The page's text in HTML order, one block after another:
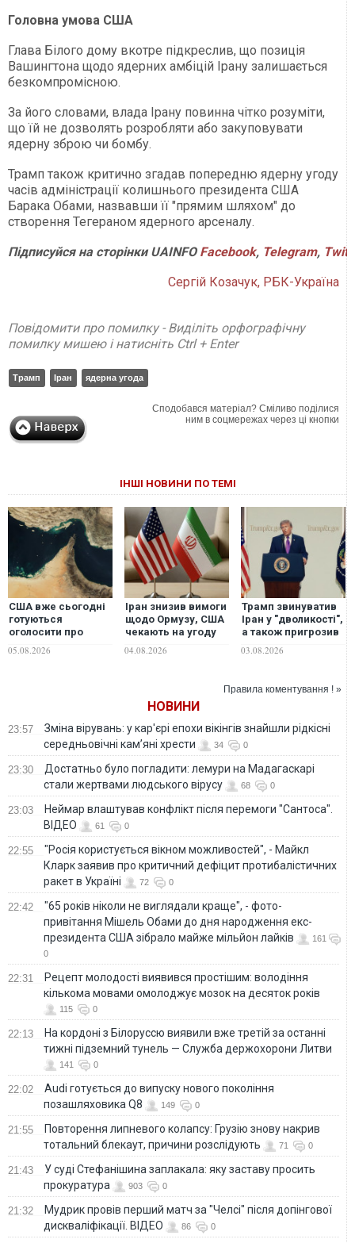
Головна умова США
Глава Білого дому вкотре підкреслив, що позиція
Вашингтона щодо ядерних амбіцій Ірану залишається
безкомпромісною.
За його словами, влада Ірану повинна чітко розуміти,
що їй не дозволять розробляти або закуповувати
ядерну зброю чи бомбу.
Трамп також критично згадав попередню ядерну угоду
часів адміністрації колишнього президента США
Барака Обами, назвавши її "прямим шляхом" до
створення Тегераном ядерного арсеналу.
ПідписуйсянасторінкиUAINFO Facebook, Telegram,
Сергій Козачук, РБК-Україна
Повідомити про помилку - Виділіть орфографічну
помилку мишею і натисніть Ctrl + Enter
Трамп Іран ядерна угода
Сподобався матеріал? Сміливо поділися
ним в соцмережах через ці кнопки
ІНШІ НОВИНИ ПО ТЕМІ
США вже сьогодні
готуються
оголосити про
угоду щодо
Ормузької протоки
05.08.2026
Іран знизив вимоги
щодо Ормузу, США
чекають на угоду
"сьогодні-завтра"
04.08.2026
Трамп звинуватив
Іран у "дволикості",
а також пригрозив
"повною
капітуляцією" і
03.08.2026
Правила коментування ! »
НОВИНИ
23:57
Зміна вірувань: у кар'єрі епохи вікінгів знайшли рідкісні
середньовічні кам’яні хрести
34 0
23:30
Достатньо було погладити: лемури на Мадагаскарі
стали жертвами людського вірусу
68 0
23:03
Неймар влаштував конфлікт після перемоги "Сантоса".
ВІДЕО
61 0
22:55
"Росія користується вікном можливостей", - Майкл
Кларк заявив про критичний дефіцит протибалістичних
ракет в Україні
72 0
22:42
"65 років ніколи не виглядали краще", - фото-
привітання Мішель Обами до дня народження екс-
президента США зібрало майже мільйон лайків
161
0
22:31
Рецепт молодості виявився простішим: володіння
кількома мовами омолоджує мозок на десяток років
115 0
22:13
На кордоні з Білоруссю виявили вже третій за останні
тижні підземний тунель — Служба держохорони Литви
141 0
22:02
Audi готується до випуску нового покоління
позашляховика Q8
149 0
21:55
Повторення липневого колапсу: Грузію знову накрив
тотальний блекаут, причини розслідують
71 0
21:43
У суді Стефанішина заплакала: яку заставу просить
прокуратура
903 0
21:32
Мудрик провів перший матч за "Челсі" після допінгової
дискваліфікації. ВІДЕО
86 0